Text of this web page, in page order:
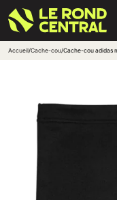
Bas de survêtement
T-shirt & Polo
Sac & Bagagerie
Ballons
Accessoires entrainement
Accueil/Cache-cou/Cache-cou adidas